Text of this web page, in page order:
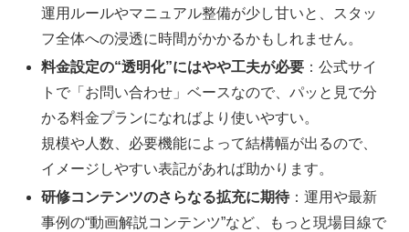
運用ルールやマニュアル整備が少し甘いと、スタッ
フ全体への浸透に時間がかかるかもしれません。
料金設定の“透明化”にはやや工夫が必要 ：公式サイ
トで「お問い合わせ」ベースなので、パッと見で分
かる料金プランになればより使いやすい。
規模や人数、必要機能によって結構幅が出るので、
イメージしやすい表記があれば助かります。
研修コンテンツのさらなる拡充に期待：運用や最新
事例の“動画解説コンテンツ”など、もっと現場目線で